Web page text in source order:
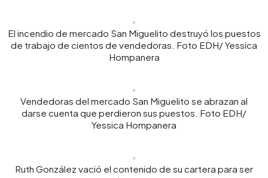
El incendio de mercado San Miguelito destruyó los puestos
de trabajo de cientos de vendedoras. Foto EDH/ Yessica
Hompanera
Vendedoras del mercado San Miguelito se abrazan al
darse cuenta que perdieron sus puestos. Foto EDH/
Yessica Hompanera
Ruth González vació el contenido de su cartera para ser